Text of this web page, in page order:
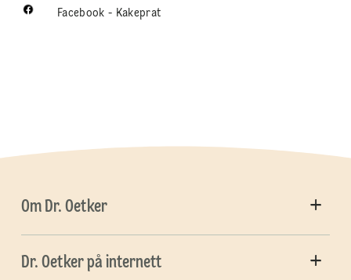
Facebook - Kakeprat
Om Dr. Oetker
Dr. Oetker på internett